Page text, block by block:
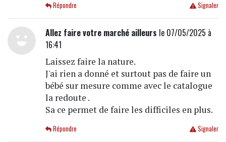
Signaler
Répondre
Allez faire votre marché ailleurs le 07/05/2025 à
16:41
Laissez faire la nature.
J'ai rien a donné et surtout pas de faire un
bébé sur mesure comme avec le catalogue
la redoute .
Sa ce permet de faire les difficiles en plus.
Signaler
Répondre